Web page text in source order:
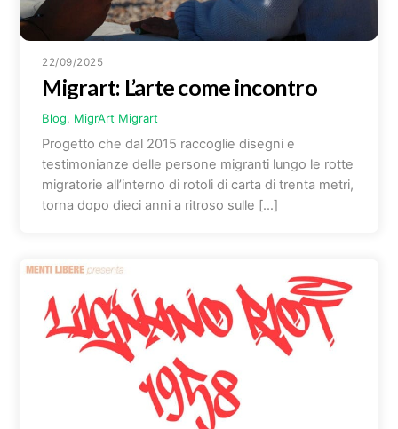
22/09/2025
Migrart: L’arte come incontro
Blog MigrArt Migrart
Progetto che dal 2015 raccoglie disegni e
testimonianze delle persone migranti lungo le rotte
migratorie all’interno di rotoli di carta di trenta metri,
torna dopo dieci anni a ritroso sulle […]